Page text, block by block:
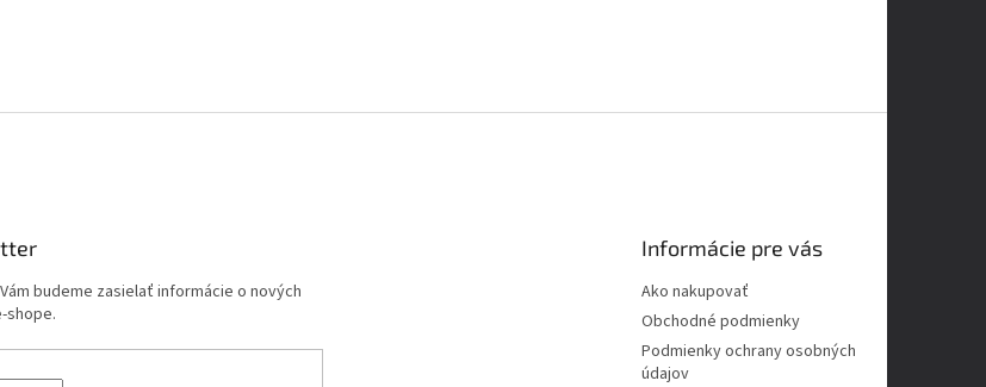
budeme zasielať informácie o nových
shope.
Informácie pre vás
Ako nakupovať
Obchodné podmienky
Podmienky ochrany osobných
údajov